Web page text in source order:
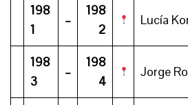
198
1
–
198
2
Lucía
198
3
–
198
4
Jorge